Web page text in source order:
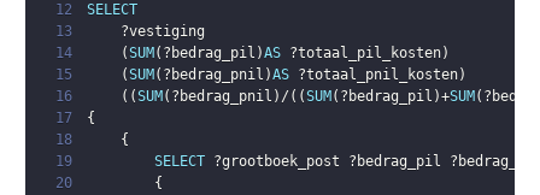
12
SELECT
13
?vestiging
14
(SUM ( ?bedrag_pil )AS ?totaal_pil_kosten)
15
(SUM ( ?bedrag_pnil )AS ?totaal_pnil_kosten)
16
( (SUM ( ?bedrag_pnil ) /( (SUM ( ?bedrag_pil )+SUM (
17
{
18
{
19
SELECT ?grootboek_post ?bedrag_pil
20
{